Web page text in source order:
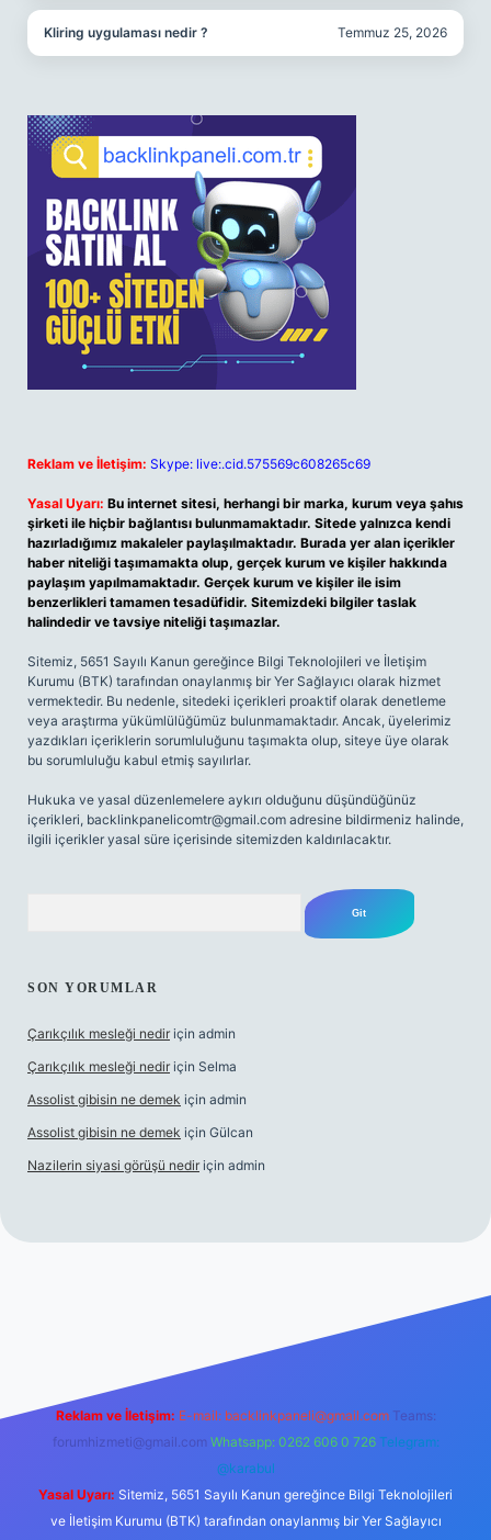
Kliring uygulaması nedir ? Temmuz 25, 2026
Reklam ve İletişim: Skype: live:.cid.575569c608265c69
Yasal Uyarı: Bu internet sitesi, herhangi bir marka, kurum veya şahıs
şirketi ile hiçbir bağlantısı bulunmamaktadır. Sitede yalnızca kendi
hazırladığımız makaleler paylaşılmaktadır. Burada yer alan içerikler
haber niteliği taşımamakta olup, gerçek kurum ve kişiler hakkında
paylaşım yapılmamaktadır. Gerçek kurum ve kişiler ile isim
benzerlikleri tamamen tesadüfidir. Sitemizdeki bilgiler taslak
halindedir ve tavsiye niteliği taşımazlar.
Sitemiz, 5651 Sayılı Kanun gereğince Bilgi Teknolojileri ve İletişim
Kurumu (BTK) tarafından onaylanmış bir Yer Sağlayıcı olarak hizmet
vermektedir. Bu nedenle, sitedeki içerikleri proaktif olarak denetleme
veya araştırma yükümlülüğümüz bulunmamaktadır. Ancak, üyelerimiz
yazdıkları içeriklerin sorumluluğunu taşımakta olup, siteye üye olarak
bu sorumluluğu kabul etmiş sayılırlar.
Hukuka ve yasal düzenlemelere aykırı olduğunu düşündüğünüz
içerikleri, backlinkpanelicomtr@gmail.com adresine bildirmeniz halinde,
ilgili içerikler yasal süre içerisinde sitemizden kaldırılacaktır.
SON YORUMLAR
Çarıkçılık mesleği nedir için admin
Çarıkçılık mesleği nedir için Selma
Assolist gibisin ne demek için admin
Assolist gibisin ne demek için Gülcan
Nazilerin siyasi görüşü nedir için admin
Reklam ve İletişim: E-mail: backlinkpaneli@gmail.com Teams:
forumhizmeti@gmail.com Whatsapp: 0262 606 0 726 Telegram:
@karabul
Yasal Uyarı: Sitemiz, 5651 Sayılı Kanun gereğince Bilgi Teknolojileri
ve İletişim Kurumu (BTK) tarafından onaylanmış bir Yer Sağlayıcı